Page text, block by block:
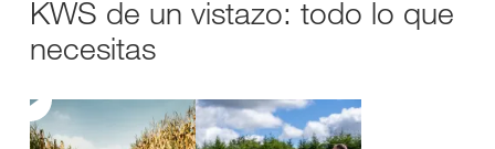
KWS de un vistazo: todo lo que
necesitas